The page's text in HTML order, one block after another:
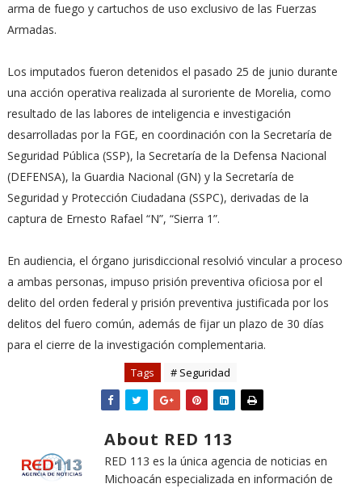
arma de fuego y cartuchos de uso exclusivo de las Fuerzas
Armadas.
Los imputados fueron detenidos el pasado 25 de junio durante
una acción operativa realizada al suroriente de Morelia, como
resultado de las labores de inteligencia e investigación
desarrolladas por la FGE, en coordinación con la Secretaría de
Seguridad Pública (SSP), la Secretaría de la Defensa Nacional
(DEFENSA), la Guardia Nacional (GN) y la Secretaría de
Seguridad y Protección Ciudadana (SSPC), derivadas de la
captura de Ernesto Rafael “N”, “Sierra 1”.
En audiencia, el órgano jurisdiccional resolvió vincular a proceso
a ambas personas, impuso prisión preventiva oficiosa por el
delito del orden federal y prisión preventiva justificada por los
delitos del fuero común, además de fijar un plazo de 30 días
para el cierre de la investigación complementaria.
Tags # Seguridad
About RED 113
RED 113 es la única agencia de noticias en
Michoacán especializada en información de